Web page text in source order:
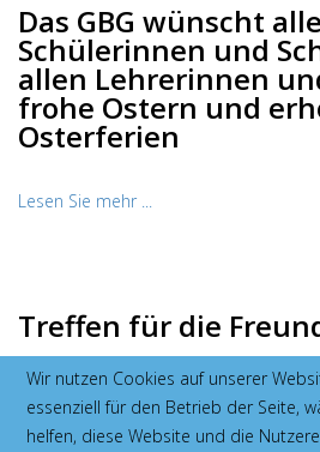
Das GBG wünscht
Schülerinnen und
allen Lehrerinnen
frohe Ostern und
Osterferien
Lesen Sie mehr ...
Treffen für die
Franzosen aus Frankfurter Schule zu
Lesen Sie mehr ...
Wir nutzen Cookies auf unserer
essenziell für den Betrieb der Seite,
helfen, diese Website und die